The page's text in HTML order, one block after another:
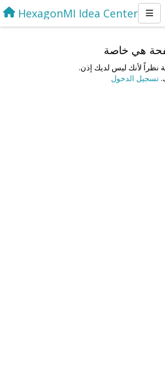
HexagonMI Idea Center
هي خاصة
نظراً لأنك ليس لديك إذن.
تسجيل الدخول